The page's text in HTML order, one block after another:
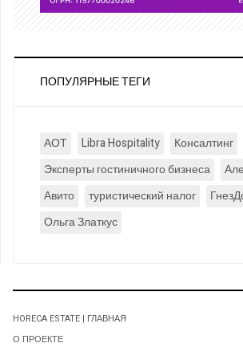
ПОПУЛЯРНЫЕ ТЕГИ
АОТ Libra Hospitality Консалтинг
Эксперты гостиничного бизнеса
Авито
туристический налог
Ольга Златкус
HORECA ESTATE | ГЛАВНАЯ
О ПРОЕКТЕ